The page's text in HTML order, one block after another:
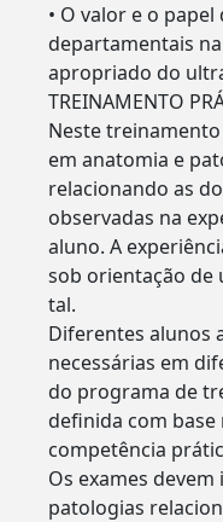
• O valor e o
departamentais
apropriado do
TREINAMENTO
Neste
em anatomia e
relacionando as
observadas na
aluno. A
sob orientação de
tal.
Diferentes alunos
necessárias em
do programa de
definida com base
competência
Os exames
patologias